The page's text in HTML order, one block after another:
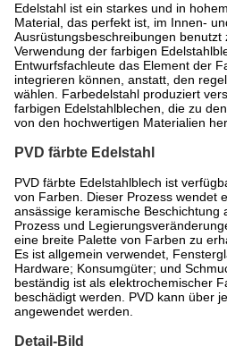
Edelstahl ist ein starkes und in
Material, das perfekt ist, im Innen-
Ausrüstungsbeschreibungen benutzt
Verwendung der farbigen
Entwurfsfachleute das Element der
integrieren können, anstatt, den
wählen. Farbedelstahl produziert
farbigen Edelstahlblechen, die zu
von den hochwertigen Materialien
PVD färbte Edelstahl
PVD färbte Edelstahlblech ist
von Farben. Dieser Prozess wendet
ansässige keramische Beschichtung
Prozess und
eine breite Palette von Farben zu
Es ist allgemein verwendet,
Hardware; Konsumgüter; und
beständig ist als elektrochemischer
beschädigt werden. PVD kann über
angewendet werden.
Detail-Bild